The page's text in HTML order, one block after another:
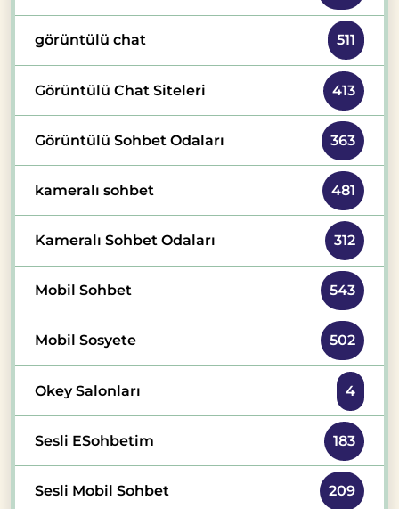
görüntülü chat 511
Görüntülü Chat Siteleri 413
Görüntülü Sohbet Odaları 363
kameralı sohbet 481
Kameralı Sohbet Odaları 312
Mobil Sohbet 543
Mobil Sosyete 502
Okey Salonları 4
Sesli ESohbetim 183
Sesli Mobil Sohbet 209